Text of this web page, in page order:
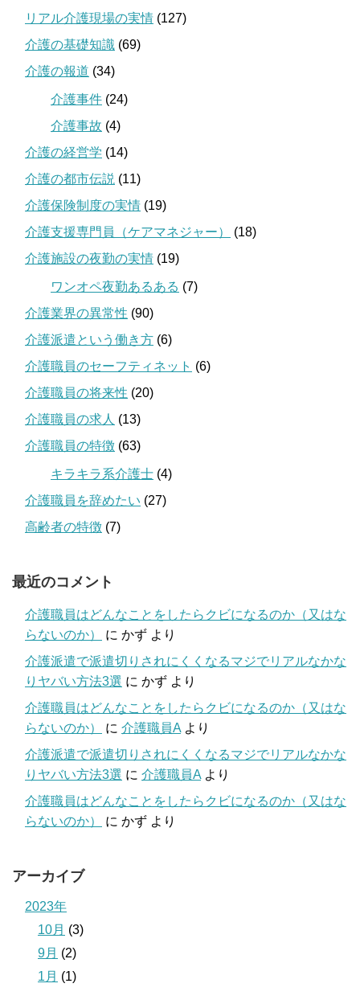
リアル介護現場の実情 (127)
介護の基礎知識 (69)
介護の報道 (34)
介護事件 (24)
介護事故 (4)
介護の経営学 (14)
介護の都市伝説 (11)
介護保険制度の実情 (19)
介護支援専門員（ケアマネジャー）
(18)
介護施設の夜勤の実情 (19)
ワンオペ夜勤あるある (7)
介護業界の異常性 (90)
介護派遣という働き方 (6)
介護職員のセーフティネット (6)
介護職員の将来性 (20)
介護職員の求人 (13)
介護職員の特徴 (63)
キラキラ系介護士 (4)
介護職員を辞めたい (27)
高齢者の特徴 (7)
最近のコメント
介護職員はどんなことをしたらクビになるのか（又はな
らないのか）
に かず より
介護派遣で派遣切りされにくくなるマジでリアルなかな
りヤバい方法3選 に かず より
介護職員はどんなことをしたらクビになるのか（又はな
らないのか）
に 介護職員A より
介護派遣で派遣切りされにくくなるマジでリアルなかな
りヤバい方法3選 に 介護職員A より
介護職員はどんなことをしたらクビになるのか（又はな
らないのか）
に かず より
アーカイブ
2023年
10月 (3)
9月 (2)
1月 (1)